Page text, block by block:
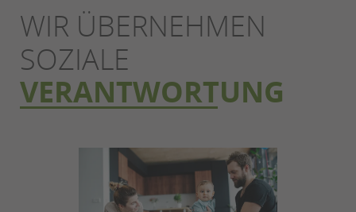
WIR ÜBERNEHMEN
SOZIALE
VERANTWORTUNG